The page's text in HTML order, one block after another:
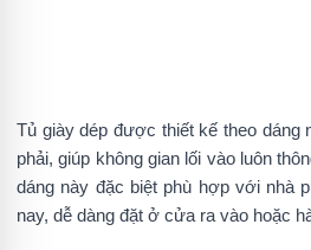
Tủ giày dép được thiết kế theo dáng
phải, giúp không gian lối vào luôn
dáng này đặc biệt phù hợp với nhà
nay, dễ dàng đặt ở cửa ra vào hoặc